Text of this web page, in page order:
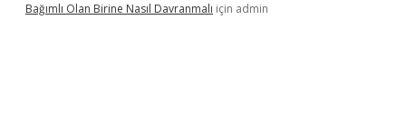
Bağımlı Olan Birine Nasıl Davranmalı için admin